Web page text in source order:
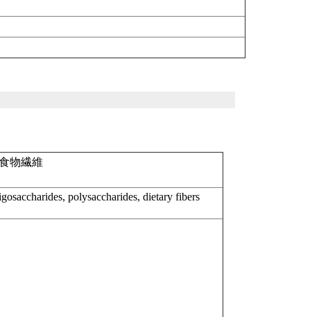
物繊維
polysaccharides, dietary fibers